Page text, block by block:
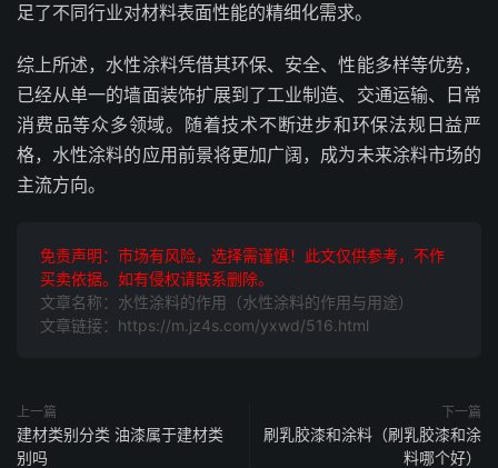
足了不同行业对材料表面性能的精细化需求。
综上所述，水性涂料凭借其环保、安全、性能多样等优势，
已经从单一的墙面装饰扩展到了工业制造、交通运输、日常
消费品等众多领域。随着技术不断进步和环保法规日益严
格，水性涂料的应用前景将更加广阔，成为未来涂料市场的
主流方向。
免责声明：市场有风险，选择需谨慎！此文仅供参考，不作
买卖依据。如有侵权请联系删除。
文章名称：水性涂料的作用（水性涂料的作用与用途）
文章链接：https://m.jz4s.com/yxwd/516.html
上一篇
建材类别分类 油漆属于建材类
别吗
下一篇
刷乳胶漆和涂料（刷乳胶漆和涂
料哪个好）